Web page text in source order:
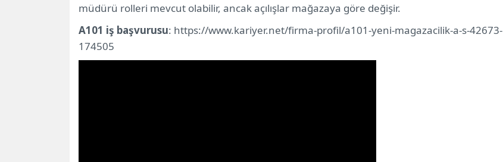
müdürü rolleri mevcut olabilir, ancak açılışlar mağazaya göre değişir.
A101 iş başvurusu: https://www.kariyer.net/firma-profil/a101-yeni-magazacilik-a-s-42673-
174505